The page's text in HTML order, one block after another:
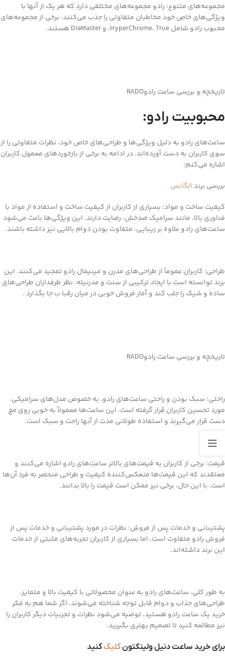
مجموعه‌های متنوع: رادو مجموعه‌های مختلفی دارد که هر یک از آنها با
ویژگی‌های خاص خود مخاطبان متفاوتی را جذب می‌کنند. برخی از مجموعه‌های
محبوب رادو شامل HyperChrome، True، و DiaMaster هستند.
تاریخچه و بررسی ساعت رادوRADO
محبوبیت رادو:
ساعت‌های رادو به دلیل ویژگی‌ها و طراحی‌های خاص خود، نظرات متفاوتی را از
سوی کاربران به دست آورده‌اند. در ادامه به برخی از بازخوردهای معمول کاربران
اشاره می‌کنم:
بررسی برندالگانس
کیفیت ساخت و مواد: بسیاری از کاربران از کیفیت ساخت و استفاده از مواد با
فناوری بالا، مانند سرامیک ضدخش، رضایت دارند. این ویژگی‌ها باعث می‌شود
ساعت‌های رادو علاوه بر زیبایی، متفاوت بودن دوام بالایی نیز داشته باشند.
طراحی: کاربران عموماً از طراحی‌های مدرن و مینیمال رادو تمجید می‌کنند. این
برند توانسته است با ایجاد ترکیبی از سنت و مدرنیته، نظر طرفداران طراحی‌های
ساده و شیک را جلب کند و آمار فروش خوبی در میان رقبا ب جا بگذارد .
تاریخچه و بررسی ساعت رادوRADO
راحتی: سبک بودن و راحتی ساعت‌های رادو، به خصوص مدل‌های سرامیکی،
مورد تحسین کاربران قرار گرفته است. این ساعت‌ها معمولاً به خوبی روی مچ
دست قرار می‌گیرند و استفاده طولانی مدت از آنها راحت و سبک است.
قیمت: برخی از کاربران به قیمت‌های بالاتر ساعت‌های رادو اشاره می‌کنند و
معتقدند که این قیمت‌ها منعکس‌کننده کیفیت و طراحی منحصر به فرد آن‌ها
است. با این حال، برخی نیز ممکن است قیمت را بالا بدانند.
پشتیبانی و خدمات پس از فروش: نظرات در مورد پشتیبانی و خدمات پس از
فروش رادو متفاوت است، اما بسیاری از کاربران تجربه‌های مثبتی از خدمات
این برند داشته‌اند.
به طور کلی، ساعت‌های رادو به عنوان محصولاتی با کیفیت بالا و متمایز،
طراحی‌های جذاب و دوام قابل توجه شناخته می‌شوند. اگر شما هم به فکر
خرید یک ساعت رادو هستید، توصیه می‌شود نظرات و تجربیات دیگر کاربران را
نیز مطالعه کنید تا تصمیم بهتری بگیرید.
برای خرید ساعت دنیل ولینگتونکلیککنید